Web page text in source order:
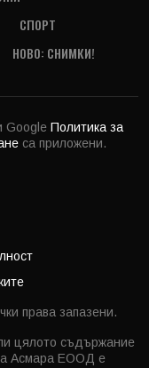
СПОРТ
НОВО: СНИМКИ!
Google Политика за
са приложени.
права запазени.
цялото съдържание
Асмара ЕООД е